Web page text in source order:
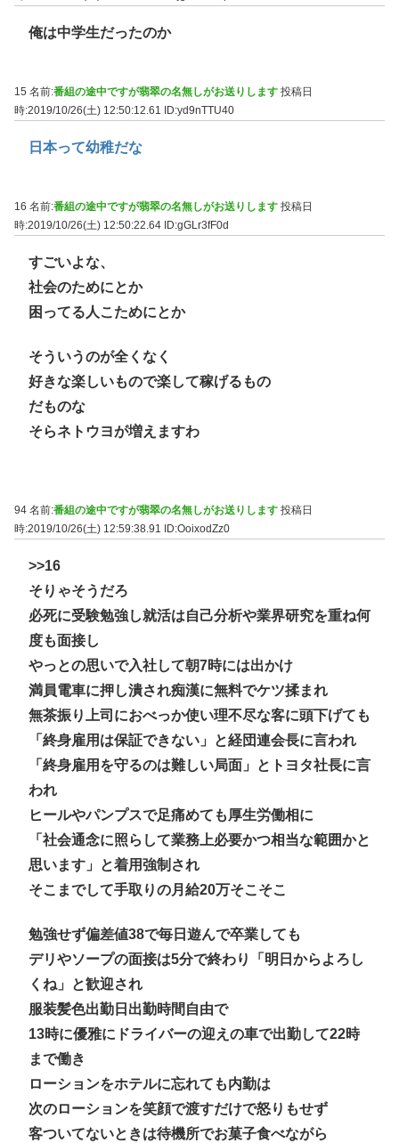
俺は中学生だったのか
15 名前:番組の途中ですが翡翠の名無しがお送りします 投稿日
時:2019/10/26(土) 12:50:12.61
ID:yd9nTTU40
日本って幼稚だな
16 名前:番組の途中ですが翡翠の名無しがお送りします 投稿日
時:2019/10/26(土) 12:50:22.64 ID:gGLr3fF0d
すごいよな、
社会のためにとか
困ってる人こためにとか
そういうのが全くなく
好きな楽しいもので楽して稼げるもの
だものな
そらネトウヨが増えますわ
94 名前:番組の途中ですが翡翠の名無しがお送りします 投稿日
時:2019/10/26(土) 12:59:38.91
ID:OoixodZz0
>>16
そりゃそうだろ
必死に受験勉強し就活は自己分析や業界研究を重ね何
度も面接し
やっとの思いで入社して朝7時には出かけ
満員電車に押し潰され痴漢に無料でケツ揉まれ
無茶振り上司におべっか使い理不尽な客に頭下げても
「終身雇用は保証できない」と経団連会長に言われ
「終身雇用を守るのは難しい局面」とトヨタ社長に言
われ
ヒールやパンプスで足痛めても厚生労働相に
「社会通念に照らして業務上必要かつ相当な範囲かと
思います」と着用強制され
そこまでして手取りの月給20万そこそこ
勉強せず偏差値38で毎日遊んで卒業しても
デリやソープの面接は5分で終わり「明日からよろし
くね」と歓迎され
服装髪色出勤日出勤時間自由で
13時に優雅にドライバーの迎えの車で出勤して22時
まで働き
ローションをホテルに忘れても内勤は
次のローションを笑顔で渡すだけで怒りもせず
客ついてないときは待機所でお菓子食べながら